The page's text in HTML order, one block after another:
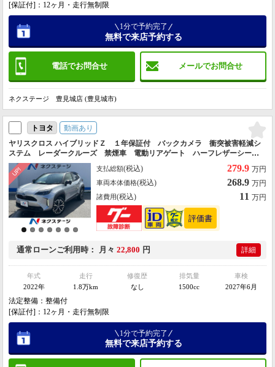
[保証付]：12ヶ月・走行無制限
電話でお問合せ メールでお問合せ
1分で予約完了
無料で来店予約する
ネクステージ 豊見城店 (豊見城市)
トヨタ
動画あり
ヤリスクロス ハイブリッドＺ １年保証付 バックカメラ 衝突被害軽減シ
ステム レーダークルーズ 禁煙車 電動リアゲート ハーフレザーシー
ト パワーシート コーナーセンサー スマートキー ＬＥＤヘッド ビル
トインＥＴＣ
支払総額(税込) 279.9 万円
車両本体価格(税込) 268.9 万円
諸費用(税込) 11 万円
通常ローンご利用時 月々 22,800 円 詳細
年式
2022年
走行
1.8万km
修復歴
なし
排気量
1500cc
車検
2027年6月
法定整備：整備付
[保証付]：12ヶ月・走行無制限
1分で予約完了
無料で来店予約する